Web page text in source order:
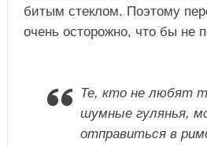
битым стеклом. Поэтому
очень осторожно, что бы не
Те, кто не любят
шумные гулянья,
отправиться в